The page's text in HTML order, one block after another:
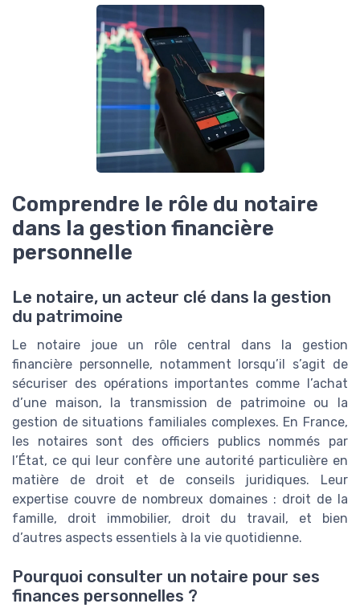
Comprendre le rôle du notaire
dans la gestion financière
personnelle
Le notaire, un acteur clé dans la gestion
du patrimoine
Le notaire joue un rôle central dans la gestion
financière personnelle, notamment lorsqu’il s’agit de
sécuriser des opérations importantes comme l’achat
d’une maison, la transmission de patrimoine ou la
gestion de situations familiales complexes. En France,
les notaires sont des officiers publics nommés par
l’État, ce qui leur confère une autorité particulière en
matière de droit et de conseils juridiques. Leur
expertise couvre de nombreux domaines : droit de la
famille, droit immobilier, droit du travail, et bien
d’autres aspects essentiels à la vie quotidienne.
Pourquoi consulter un notaire pour ses
finances personnelles ?